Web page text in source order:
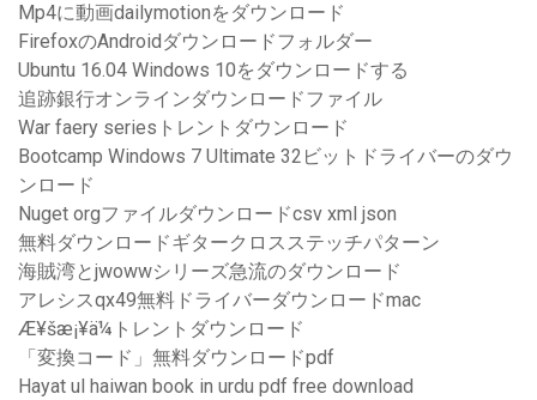
Mp4に動画dailymotionをダウンロード
FirefoxのAndroidダウンロードフォルダー
Ubuntu 16.04 Windows 10をダウンロードする
追跡銀行オンラインダウンロードファイル
War faery seriesトレントダウンロード
Bootcamp Windows 7 Ultimate 32ビットドライバーのダウ
ンロード
Nuget orgファイルダウンロードcsv xml json
無料ダウンロードギタークロスステッチパターン
海賊湾とjwowwシリーズ急流のダウンロード
アレシスqx49無料ドライバーダウンロードmac
Æ¥šæ¡¥ä¼トレントダウンロード
「変換コード」無料ダウンロードpdf
Hayat ul haiwan book in urdu pdf free download